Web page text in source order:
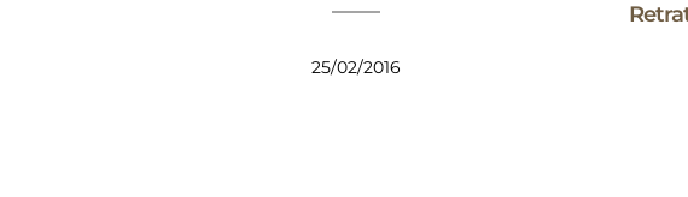
25/02/2016